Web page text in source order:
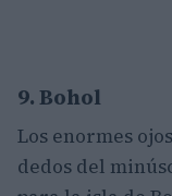
9. Bohol
Los enormes
dedos del